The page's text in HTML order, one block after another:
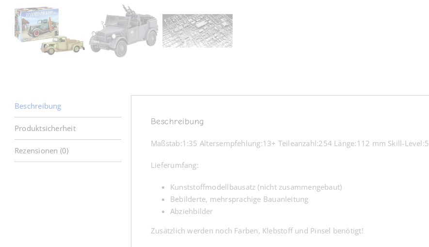
Beschreibung
Produktsicherheit
Rezensionen (0)
Beschreibung
Maßstab:1:35 Altersempfehlung:13+ Teileanzahl:254 Länge:112 mm Skill-Level:5
Lieferumfang:
Kunststoffmodellbausatz (nicht zusammengebaut)
Bebilderte, mehrsprachige Bauanleitung
Abziehbilder
Zusätzlich werden noch Farben, Klebstoff und Pinsel benötigt!